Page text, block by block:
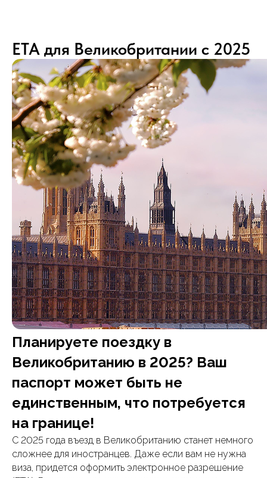
ETA для Великобритании с 2025
Планируете поездку в
Великобританию в 2025? Ваш
паспорт может быть не
единственным, что потребуется
на границе!
С 2025 года въезд в Великобританию станет немного
сложнее для иностранцев. Даже если вам не нужна
виза, придется оформить электронное разрешение